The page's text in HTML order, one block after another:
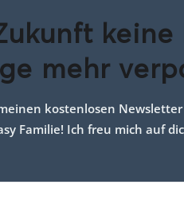
über cookiteasy.
keine
mehr
kostenlosen
Familie! Ich freu mich auf